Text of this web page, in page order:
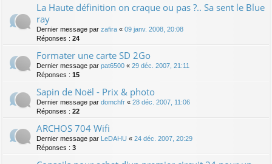
La Haute définition on craque ou pas ?.. Sa sent le Blue
ray
Dernier message par zafira « 09 janv. 2008, 20:08
Réponses : 24
Formater une carte SD 2Go
Dernier message par pat6500 « 29 déc. 2007, 21:11
Réponses : 15
Sapin de Noël - Prix & photo
Dernier message par domchfr « 28 déc. 2007, 11:06
Réponses : 22
ARCHOS 704 Wifi
Dernier message par LeDAHU « 24 déc. 2007, 20:29
Réponses : 3